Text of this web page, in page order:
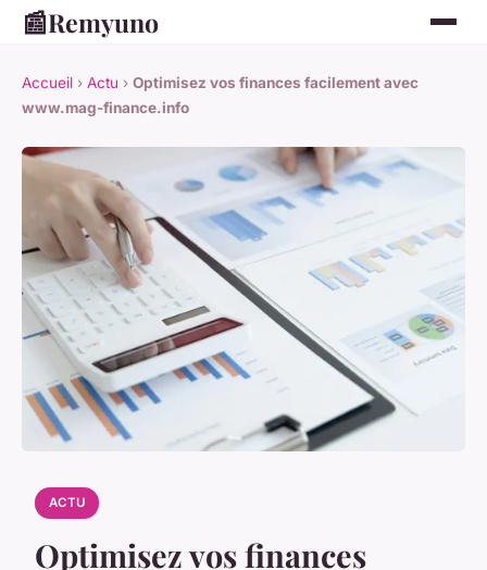
📰Remyuno
Accueil › Actu › Optimisez vos finances facilement avec
www.mag-finance.info
ACTU
Optimisez vos finances